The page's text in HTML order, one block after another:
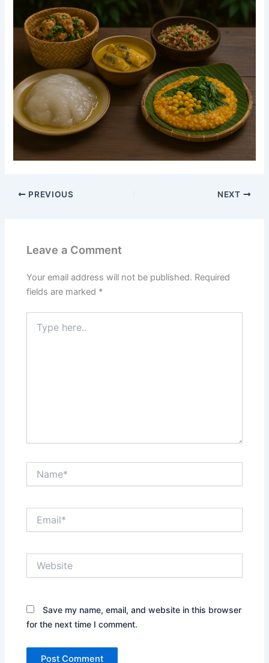
PREVIOUS NEXT
Leave a Comment
Your email address will not be published. Required
fields are marked *
here..
Save my name, email, and website in this browser
for the next time I comment.